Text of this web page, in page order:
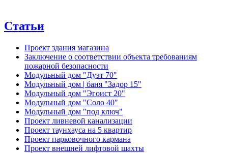
Статьи
Проект здания магазина
Заключение о соответствии объекта требованиям
пожарной безопасности
Модульный дом "Дуэт 70"
Модульный дом | баня "Задор 15"
Модульный дом "Эгоист 20"
Модульный дом "Соло 40"
Модульный дом "под ключ"
Проект ливневой канализации
Проект таунхауса на 5 квартир
Проект парковочного кармана
Проект внешней лифтовой шахты